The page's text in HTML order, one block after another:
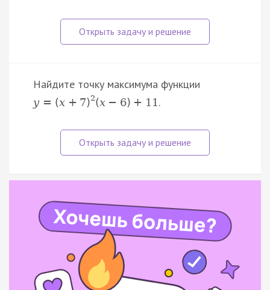
Найдите точку максимума функции
y = (x + 7)2(x − 6) + 11 .